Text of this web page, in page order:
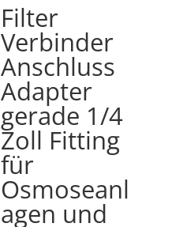
Filter
Verbinder
Anschluss
Adapter
gerade 1/4
Zoll Fitting
für
Osmoseanl
agen und